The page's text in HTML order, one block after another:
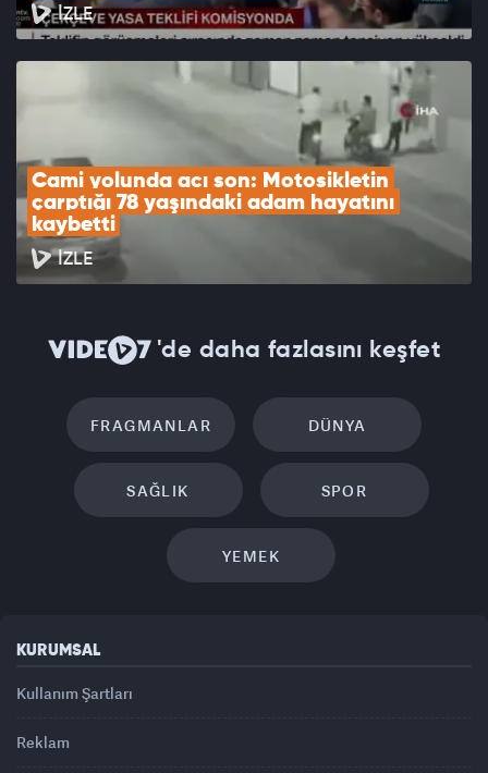
İZLE
Cami yolunda acı son: Motosikletin
çarptığı 78 yaşındaki adam hayatını
kaybetti
İZLE
'de daha fazlasını keşfet
FRAGMANLAR DÜNYA
SAĞLIK SPOR
YEMEK
KURUMSAL
Kullanım Şartları
Reklam